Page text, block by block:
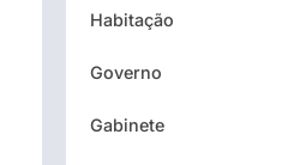
Habitação
Governo
Gabinete